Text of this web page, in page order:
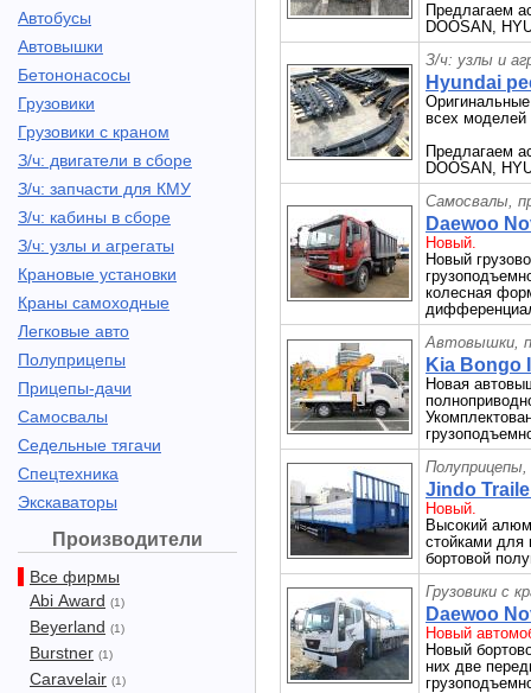
Автобусы
Автовышки
Бетононасосы
Грузовики
Грузовики с краном
З/ч: двигатели в сборе
З/ч: запчасти для КМУ
З/ч: кабины в сборе
З/ч: узлы и агрегаты
Крановые установки
Краны самоходные
Легковые авто
Полуприцепы
Прицепы-дачи
Самосвалы
Седельные тягачи
Спецтехника
Экскаваторы
Производители
Все фирмы
Abi Award (1)
Beyerland (1)
Burstner (1)
Caravelair (1)
Предлагаем
DOOSAN,
З/ч: узлы и
Hyundai
всех моделей
Предлагаем
DOOSAN,
Самосвалы,
Daewoo
Новый.
Новый
колесная
Автовышки,
Kia Bongo
Новая
Jindo
Новый.
Высокий
стойками для
бортовой
Грузовики с
Daewoo
Новый
Новый
них две